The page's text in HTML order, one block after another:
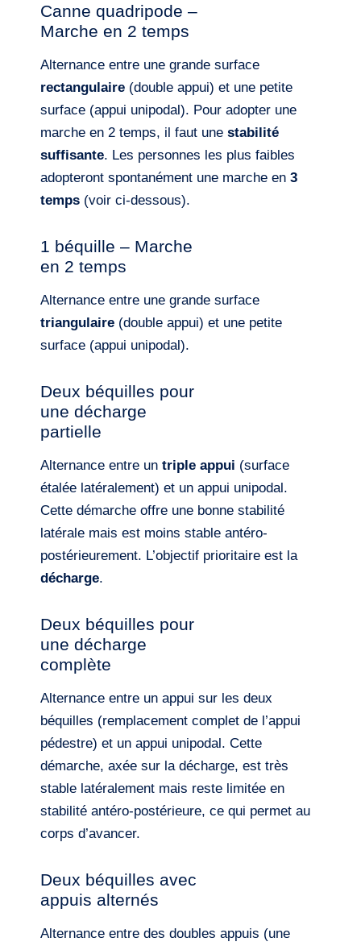
Canne quadripode –
Marche en 2 temps
Alternance entre une grande surface
rectangulaire (double appui) et une petite
surface (appui unipodal). Pour adopter une
marche en 2 temps, il faut une stabilité
suffisante. Les personnes les plus faibles
adopteront spontanément une marche en 3
temps (voir ci-dessous).
1 béquille – Marche
en 2 temps
Alternance entre une grande surface
triangulaire (double appui) et une petite
surface (appui unipodal).
Deux béquilles pour
une décharge
partielle
Alternance entre un triple appui (surface
étalée latéralement) et un appui unipodal.
Cette démarche offre une bonne stabilité
latérale mais est moins stable antéro-
postérieurement. L’objectif prioritaire est la
décharge.
Deux béquilles pour
une décharge
complète
Alternance entre un appui sur les deux
béquilles (remplacement complet de l’appui
pédestre) et un appui unipodal. Cette
démarche, axée sur la décharge, est très
stable latéralement mais reste limitée en
stabilité antéro-postérieure, ce qui permet au
corps d’avancer.
Deux béquilles avec
appuis alternés
Alternance entre des doubles appuis (une